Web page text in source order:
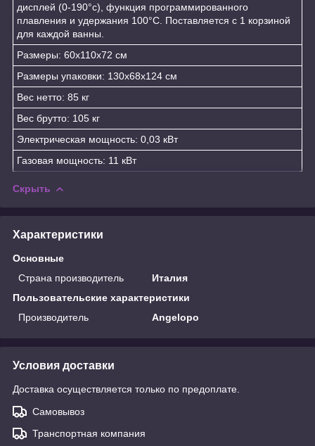
дисплей (0-190°с), функция программированного
плавления и удержания 100°C. Поставляется с 1 корзиной
для каждой ванны.
Размеры: 60x110x72 см
Размеры упаковки: 130x68x124 см
Вес нетто: 85 кг
Вес брутто: 105 кг
Электрическая мощность: 0,03 кВт
Газовая мощность: 11 кВт
Скрыть
Характеристики
Основные
Страна производитель
Италия
Пользовательские характеристики
Производитель
Angelopo
Условия доставки
Доставка осуществляется только по предоплате.
Самовывоз
Транспортная компания